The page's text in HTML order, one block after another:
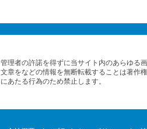
管理者の許諾を得ずに当サイト内のあらゆる
文章をなどの情報を無断転載することは著作
にあたる行為のため禁止します。